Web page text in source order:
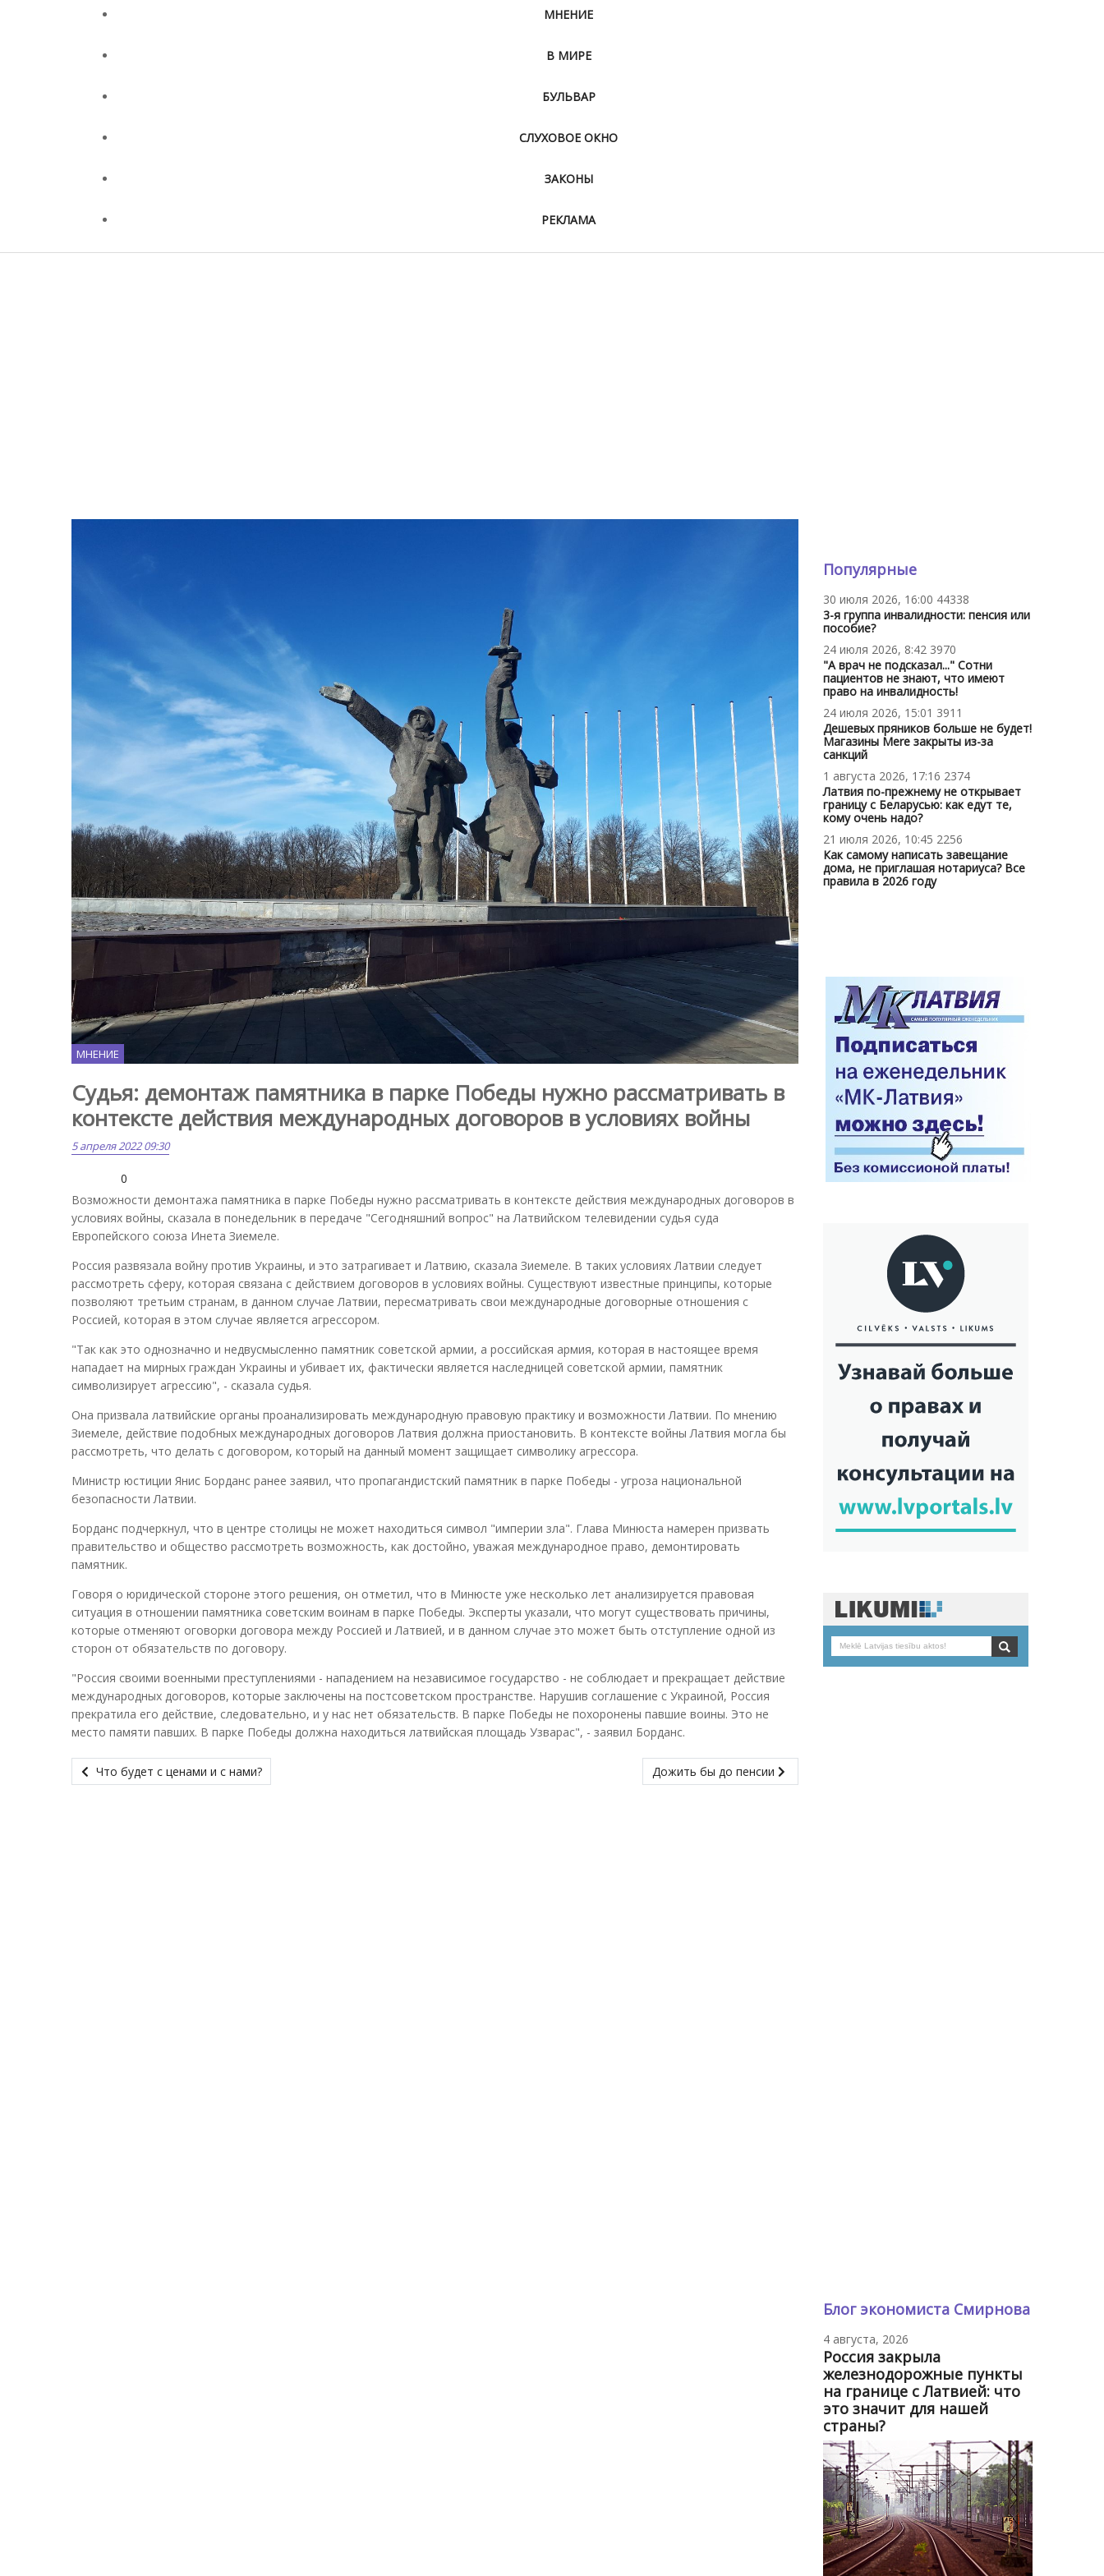
МНЕНИЕ
В МИРЕ
БУЛЬВАР
СЛУХОВОЕ ОКНО
ЗАКОНЫ
РЕКЛАМА
МНЕНИЕ
Судья: демонтаж памятника в парке Победы нужно рассматривать в
контексте действия международных договоров в условиях войны
5 апреля 2022 09:30
0
Возможности демонтажа памятника в парке Победы нужно рассматривать в контексте действия международных договоров в
условиях войны, сказала в понедельник в передаче "Сегодняшний вопрос" на Латвийском телевидении судья суда
Европейского союза Инета Зиемеле.
Россия развязала войну против Украины, и это затрагивает и Латвию, сказала Зиемеле. В таких условиях Латвии следует
рассмотреть сферу, которая связана с действием договоров в условиях войны. Существуют известные принципы, которые
позволяют третьим странам, в данном случае Латвии, пересматривать свои международные договорные отношения с
Россией, которая в этом случае является агрессором.
"Так как это однозначно и недвусмысленно памятник советской армии, а российская армия, которая в настоящее время
нападает на мирных граждан Украины и убивает их, фактически является наследницей советской армии, памятник
символизирует агрессию", - сказала судья.
Она призвала латвийские органы проанализировать международную правовую практику и возможности Латвии. По мнению
Зиемеле, действие подобных международных договоров Латвия должна приостановить. В контексте войны Латвия могла бы
рассмотреть, что делать с договором, который на данный момент защищает символику агрессора.
Министр юстиции Янис Борданс ранее заявил, что пропагандистский памятник в парке Победы - угроза национальной
безопасности Латвии.
Борданс подчеркнул, что в центре столицы не может находиться символ "империи зла". Глава Минюста намерен призвать
правительство и общество рассмотреть возможность, как достойно, уважая международное право, демонтировать
памятник.
Говоря о юридической стороне этого решения, он отметил, что в Минюсте уже несколько лет анализируется правовая
ситуация в отношении памятника советским воинам в парке Победы. Эксперты указали, что могут существовать причины,
которые отменяют оговорки договора между Россией и Латвией, и в данном случае это может быть отступление одной из
сторон от обязательств по договору.
"Россия своими военными преступлениями - нападением на независимое государство - не соблюдает и прекращает действие
международных договоров, которые заключены на постсоветском пространстве. Нарушив соглашение с Украиной, Россия
прекратила его действие, следовательно, и у нас нет обязательств. В парке Победы не похоронены павшие воины. Это не
место памяти павших. В парке Победы должна находиться латвийская площадь Узварас", - заявил Борданс.
Что будет с ценами и с нами? Дожить бы до пенсии
Популярные
30 июля 2026, 16:00 44338
3-я группа инвалидности: пенсия или
пособие?
24 июля 2026, 8:42 3970
"А врач не подсказал..." Сотни
пациентов не знают, что имеют
право на инвалидность!
24 июля 2026, 15:01 3911
Дешевых пряников больше не будет!
Магазины Mere закрыты из-за
санкций
1 августа 2026, 17:16 2374
Латвия по-прежнему не открывает
границу с Беларусью: как едут те,
кому очень надо?
21 июля 2026, 10:45 2256
Как самому написать завещание
дома, не приглашая нотариуса? Все
правила в 2026 году
Блог экономиста Смирнова
4 августа, 2026
Россия закрыла
железнодорожные пункты
на границе с Латвией: что
это значит для нашей
страны?